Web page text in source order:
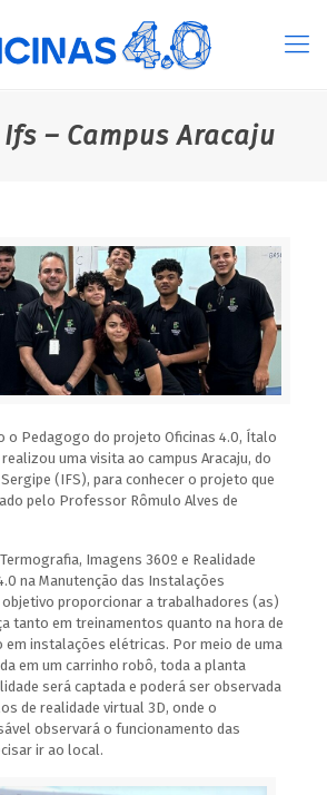
– Campus Aracaju
o Pedagogo do projeto Oficinas 4.0, Ítalo
uma visita ao campus Aracaju, do
(IFS), para conhecer o projeto que
pelo Professor Rômulo Alves de
Imagens 360º e Realidade
na Manutenção das Instalações
proporcionar a trabalhadores (as)
tanto em treinamentos quanto na hora de
em instalações elétricas. Por meio de uma
em um carrinho robô, toda a planta
será captada e poderá ser observada
de realidade virtual 3D, onde o
observará o funcionamento das
ir ao local.